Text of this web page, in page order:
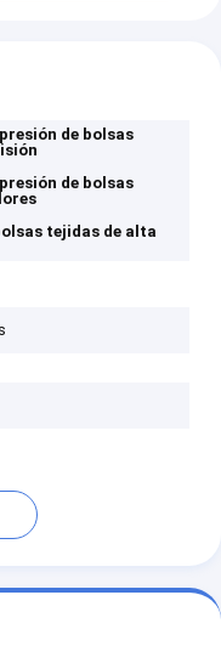
de bolsas
de bolsas
tejidas de alta